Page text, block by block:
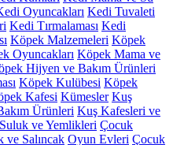
Oyuncakları Kedi Tuvaleti
Kedi Tırmalaması Kedi
Köpek Malzemeleri Köpek
Oyuncakları Köpek Mama ve
Hijyen ve Bakım Ürünleri
Köpek Kulübesi Köpek
Kafesi Kümesler Kuş
Ürünleri Kuş Kafesleri ve
ve Yemlikleri Çocuk
ve Salıncak Oyun Evleri Çocuk